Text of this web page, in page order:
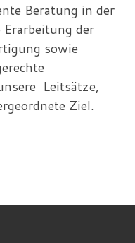
Beratung in der
Erarbeitung der
sowie
Leitsätze,
Ziel.